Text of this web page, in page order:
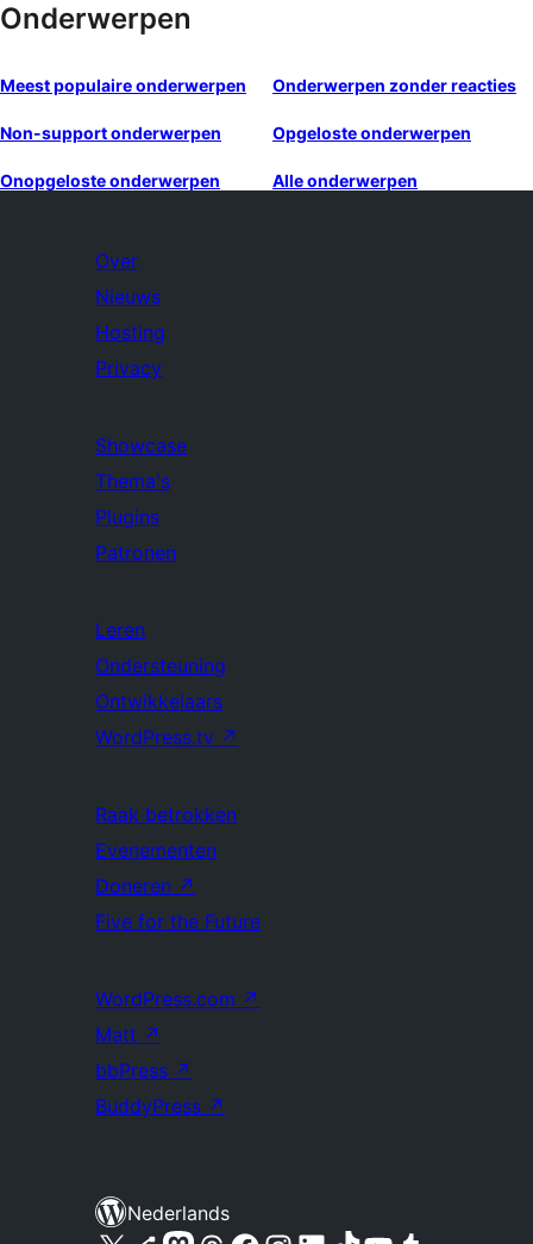
Onderwerpen
Meest populaire onderwerpen Onderwerpen zonder reacties
Non-support onderwerpen Opgeloste onderwerpen
Onopgeloste onderwerpen Alle onderwerpen
Over
Nieuws
Hosting
Privacy
Showcase
Thema's
Plugins
Patronen
Leren
Ondersteuning
Ontwikkelaars
WordPress.tv ↗
Raak betrokken
Evenementen
Doneren ↗
Five for the Future
WordPress.com ↗
Matt ↗
bbPress ↗
BuddyPress ↗
Nederlands